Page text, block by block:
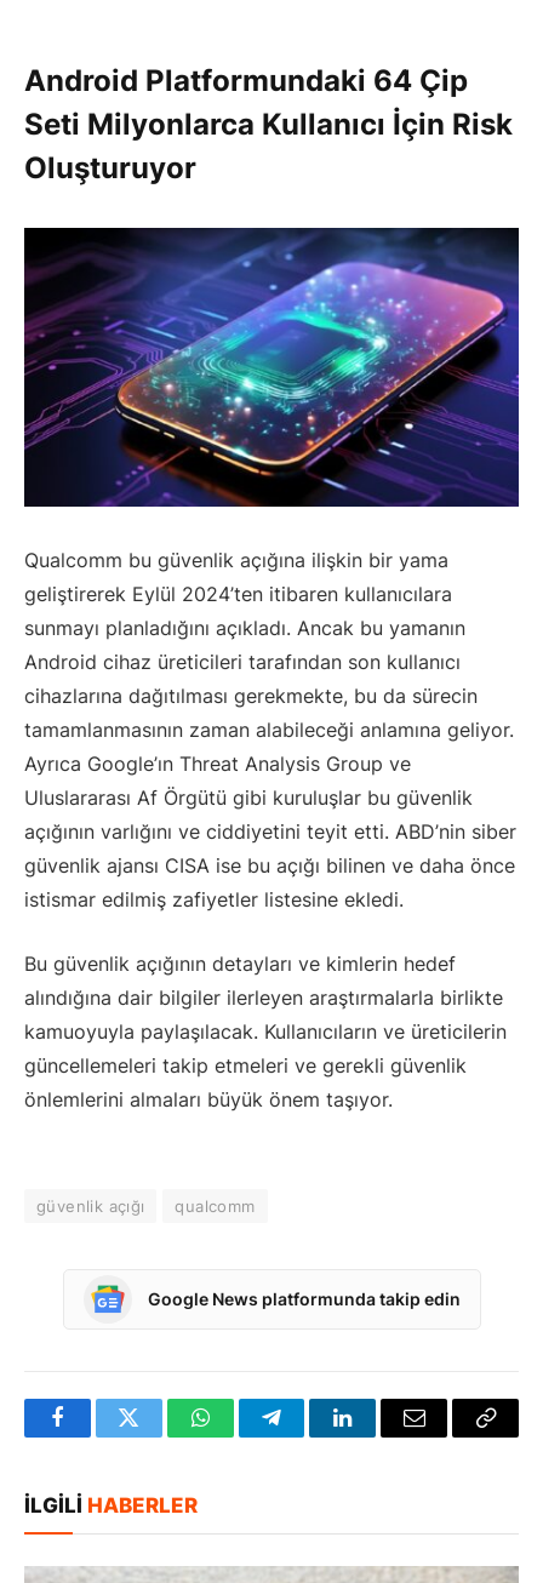
Android Platformundaki 64 Çip
Seti Milyonlarca Kullanıcı İçin Risk
Oluşturuyor
Qualcomm bu güvenlik açığına ilişkin bir yama
geliştirerek Eylül 2024’ten itibaren kullanıcılara
sunmayı planladığını açıkladı. Ancak bu yamanın
Android cihaz üreticileri tarafından son kullanıcı
cihazlarına dağıtılması gerekmekte, bu da sürecin
tamamlanmasının zaman alabileceği anlamına geliyor.
Ayrıca Google’ın Threat Analysis Group ve
Uluslararası Af Örgütü gibi kuruluşlar bu güvenlik
açığının varlığını ve ciddiyetini teyit etti. ABD’nin siber
güvenlik ajansı CISA ise bu açığı bilinen ve daha önce
istismar edilmiş zafiyetler listesine ekledi.
Bu güvenlik açığının detayları ve kimlerin hedef
alındığına dair bilgiler ilerleyen araştırmalarla birlikte
kamuoyuyla paylaşılacak. Kullanıcıların ve üreticilerin
güncellemeleri takip etmeleri ve gerekli güvenlik
önlemlerini almaları büyük önem taşıyor.
güvenlik açığı qualcomm
Google News platformunda takip edin
FacebookTwitter WhatsAppTelegramLinkedInE-
İLGILI HABERLER